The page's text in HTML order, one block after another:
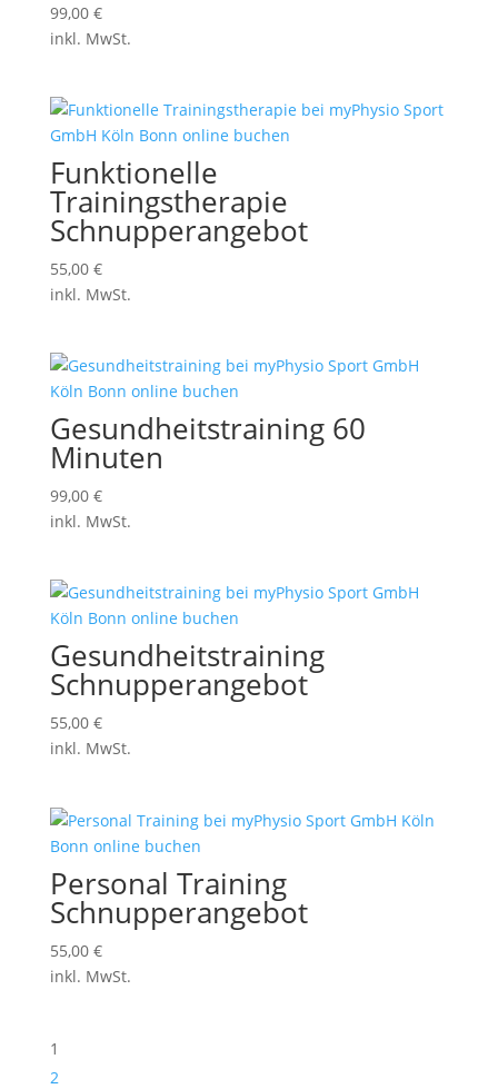
99,00 €
inkl. MwSt.
Funktionelle
Trainingstherapie
Schnupperangebot
55,00 €
inkl. MwSt.
Gesundheitstraining 60
Minuten
99,00 €
inkl. MwSt.
Gesundheitstraining
Schnupperangebot
55,00 €
inkl. MwSt.
Personal Training
Schnupperangebot
55,00 €
inkl. MwSt.
1
2